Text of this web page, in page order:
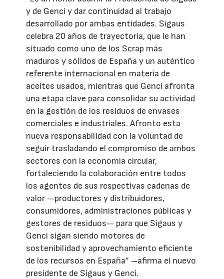
y de Genci y dar continuidad al trabajo
desarrollado por ambas entidades. Sigaus
celebra 20 años de trayectoria, que le han
situado como uno de los Scrap más
maduros y sólidos de España y un auténtico
referente internacional en materia de
aceites usados, mientras que Genci afronta
una etapa clave para consolidar su actividad
en la gestión de los residuos de envases
comerciales e industriales. Afronto esta
nueva responsabilidad con la voluntad de
seguir trasladando el compromiso de ambos
sectores con la economía circular,
fortaleciendo la colaboración entre todos
los agentes de sus respectivas cadenas de
valor —productores y distribuidores,
consumidores, administraciones públicas y
gestores de residuos— para que Sigaus y
Genci sigan siendo motores de
sostenibilidad y aprovechamiento eficiente
de los recursos en España” –afirma el nuevo
presidente de Sigaus y Genci.